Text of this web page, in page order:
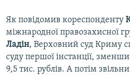
Як повідомив кореспонденту
міжнародної правозахисної
Ладін, Верховний суд Криму
суду першої інстанції,
9,5 тис. рублів. А потім